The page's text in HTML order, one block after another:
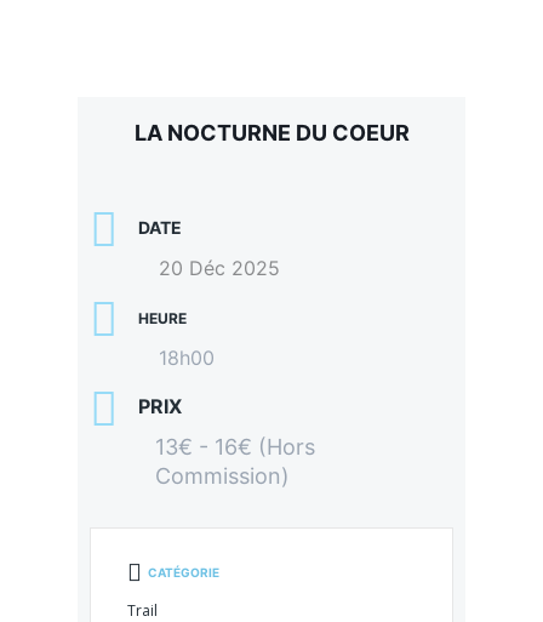
LA NOCTURNE DU COEUR
DATE
20 Déc 2025
HEURE
18h00
PRIX
13€ - 16€ (Hors
Commission)
CATÉGORIE
Trail